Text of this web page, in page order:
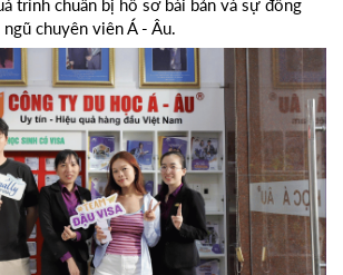
trình chuẩn bị hồ sơ bài bản và sự đồng
chuyên viên Á - Âu.